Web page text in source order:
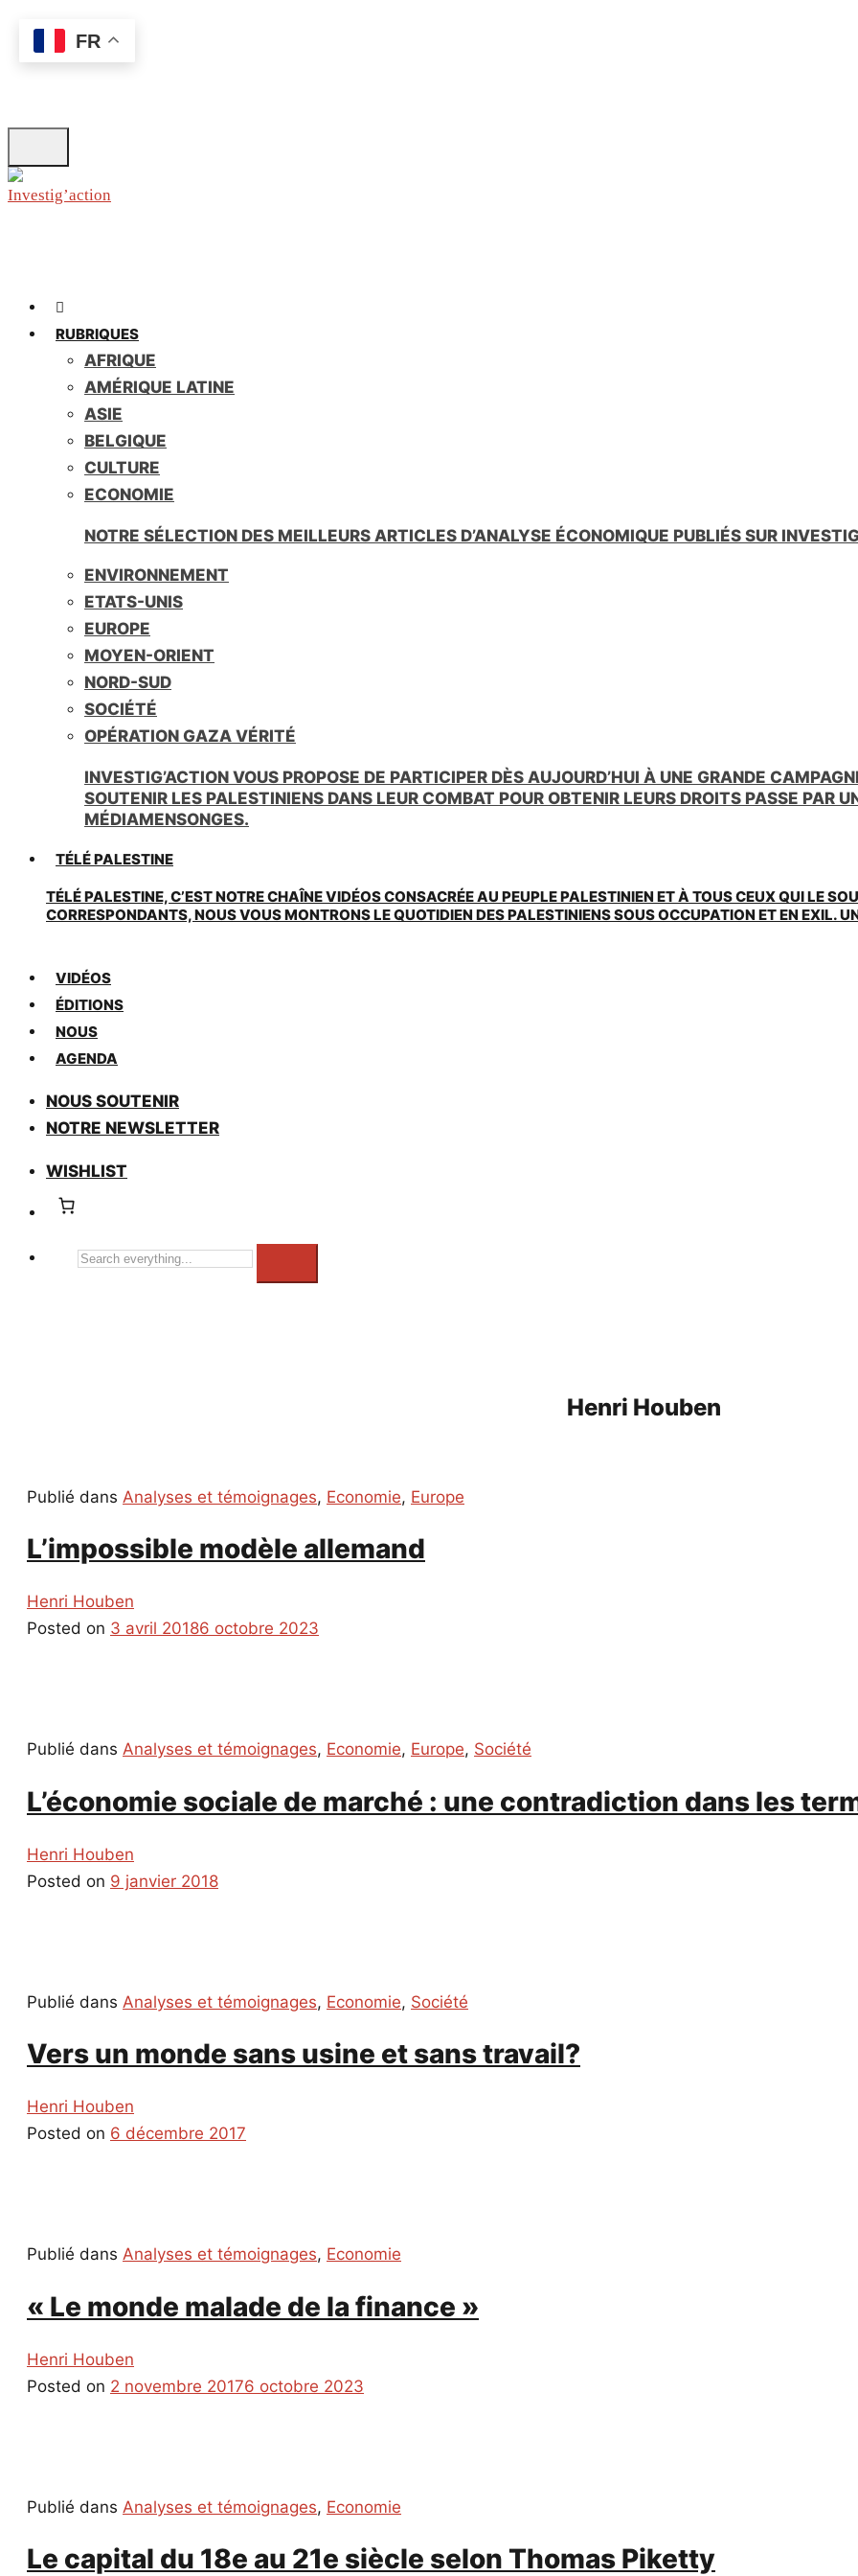
RUBRIQUES
AFRIQUE
AMÉRIQUE LATINE
ASIE
BELGIQUE
CULTURE
ECONOMIE
NOTRE SÉLECTION DES MEILLEURS ARTICLES D’ANALYSE ÉCONOMIQUE PUBLIÉS SUR
ENVIRONNEMENT
ETATS-UNIS
EUROPE
MOYEN-ORIENT
NORD-SUD
SOCIÉTÉ
OPÉRATION GAZA VÉRITÉ
INVESTIG’ACTION VOUS PROPOSE DE PARTICIPER DÈS AUJOURD’HUI À UNE GRANDE
SOUTENIR LES PALESTINIENS DANS LEUR COMBAT POUR OBTENIR LEURS DROITS PASSE PAR
MÉDIAMENSONGES.
TÉLÉ PALESTINE
TÉLÉ PALESTINE, C’EST NOTRE CHAÎNE VIDÉOS CONSACRÉE AU PEUPLE PALESTINIEN ET À TOUS CEUX QUI LE
CORRESPONDANTS, NOUS VOUS MONTRONS LE QUOTIDIEN DES PALESTINIENS SOUS OCCUPATION ET EN EXIL.
VIDÉOS
ÉDITIONS
NOUS
AGENDA
NOUS SOUTENIR
NOTRE NEWSLETTER
WISHLIST
Search
Henri Houben
Publié dans Analyses et témoignages, Economie, Europe
L’impossible modèle allemand
Henri Houben
Posted on 3 avril 20186 octobre 2023
Publié dans Analyses et témoignages, Economie, Europe, Société
L’économie sociale de marché : une contradiction dans les
Henri Houben
Posted on 9 janvier 2018
Publié dans Analyses et témoignages, Economie, Société
Vers un monde sans usine et sans travail?
Henri Houben
Posted on 6 décembre 2017
Publié dans Analyses et témoignages, Economie
« Le monde malade de la finance »
Henri Houben
Posted on 2 novembre 20176 octobre 2023
Publié dans Analyses et témoignages, Economie
Le capital du 18e au 21e siècle selon Thomas Piketty
FR